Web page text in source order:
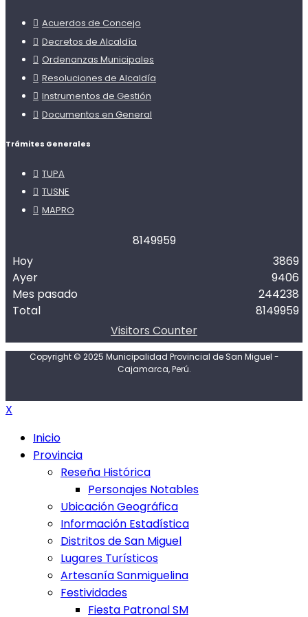
Acuerdos de Concejo
Decretos de Alcaldía
Ordenanzas Municipales
Resoluciones de Alcaldía
Instrumentos de Gestión
Documentos en General
Trámites Generales
TUPA
TUSNE
MAPRO
8149959
Hoy
Ayer
Mes pasado
Total
3869
9406
244238
8149959
Visitors Counter
Copyright © 2025 Municipalidad Provincial de San Miguel -
Cajamarca, Perú.
X
Inicio
Provincia
Reseña Histórica
Personajes Notables
Ubicación Geográfica
Información Estadística
Distritos de San Miguel
Lugares Turísticos
Artesanía Sanmiguelina
Festividades
Fiesta Patronal SM